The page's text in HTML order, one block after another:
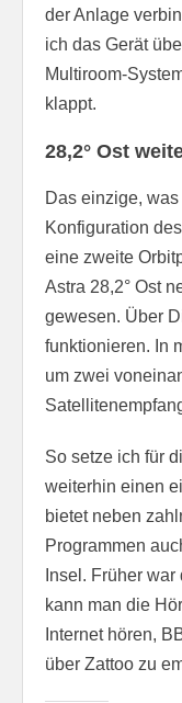
der Anlage
ich das Gerät
Multiroom-
klappt.
28,2° Ost
Das einzige,
Konfiguration
eine zweite
Astra 28,2° Ost
gewesen. Über
funktionieren. In
um zwei
So setze ich für
weiterhin einen
bietet neben
Programmen
Insel. Früher war
kann man die
Internet hören,
über Zattoo zu